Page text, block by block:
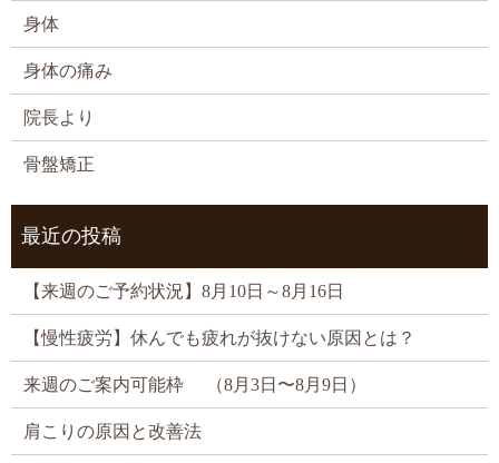
身体
身体の痛み
院長より
骨盤矯正
最近の投稿
【来週のご予約状況】8月10日～8月16日
【慢性疲労】休んでも疲れが抜けない原因とは？
来週のご案内可能枠 （8月3日〜8月9日）
肩こりの原因と改善法